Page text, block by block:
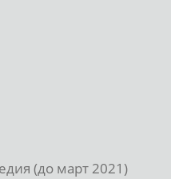
(до март 2021)